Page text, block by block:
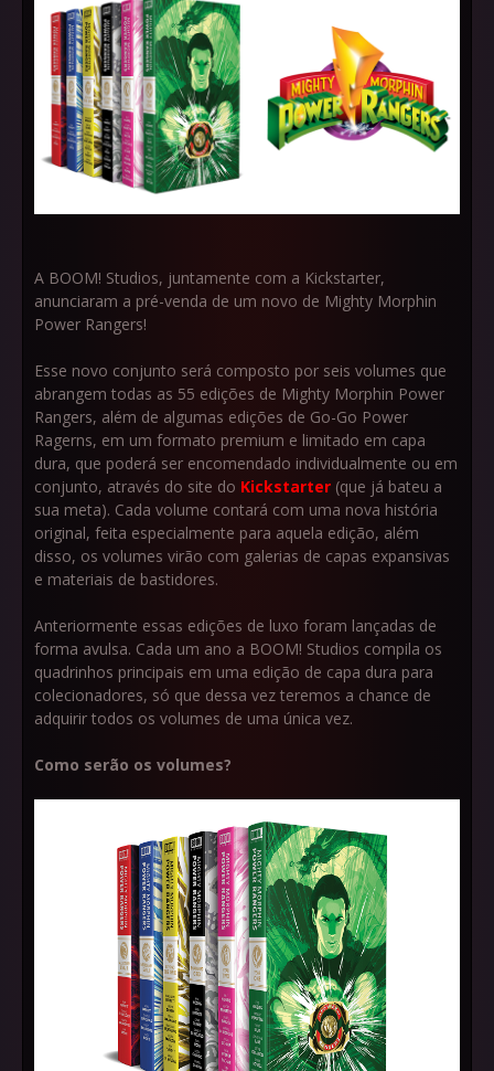
A BOOM! Studios, juntamente com a Kickstarter,
anunciaram a pré-venda de um novo de Mighty Morphin
Power Rangers!
Esse novo conjunto será composto por seis volumes que
abrangem todas as 55 edições de Mighty Morphin Power
Rangers, além de algumas edições de Go-Go Power
Ragerns, em um formato premium e limitado em capa
dura, que poderá ser encomendado individualmente ou em
conjunto, através do site do Kickstarter (que já bateu a
sua meta). Cada volume contará com uma nova história
original, feita especialmente para aquela edição, além
disso, os volumes virão com galerias de capas expansivas
e materiais de bastidores.
Anteriormente essas edições de luxo foram lançadas de
forma avulsa. Cada um ano a BOOM! Studios compila os
quadrinhos principais em uma edição de capa dura para
colecionadores, só que dessa vez teremos a chance de
adquirir todos os volumes de uma única vez.
Como serão os volumes?